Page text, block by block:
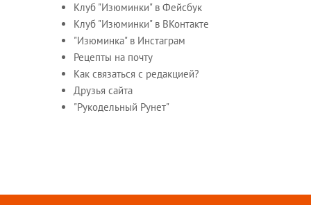
Клуб "Изюминки" в Фейсбук
Клуб "Изюминки" в ВКонтакте
"Изюминка" в Инстаграм
Рецепты на почту
Как связаться с редакцией?
Друзья сайта
"Рукодельный Рунет"